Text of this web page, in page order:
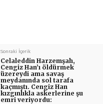
Sonraki İçerik
Celaleddin Harzemşah,
Cengiz Han’ı öldürmek
üzereydi ama savaş
meydanında sol tarafa
kaçmıştı. Cengiz Han
kızgınlıkla askerlerine şu
emri veriyordu: